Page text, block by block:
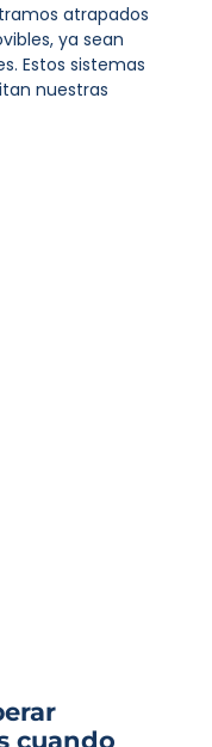
atrapados
ya sean
Estos sistemas
nuestras
cuando